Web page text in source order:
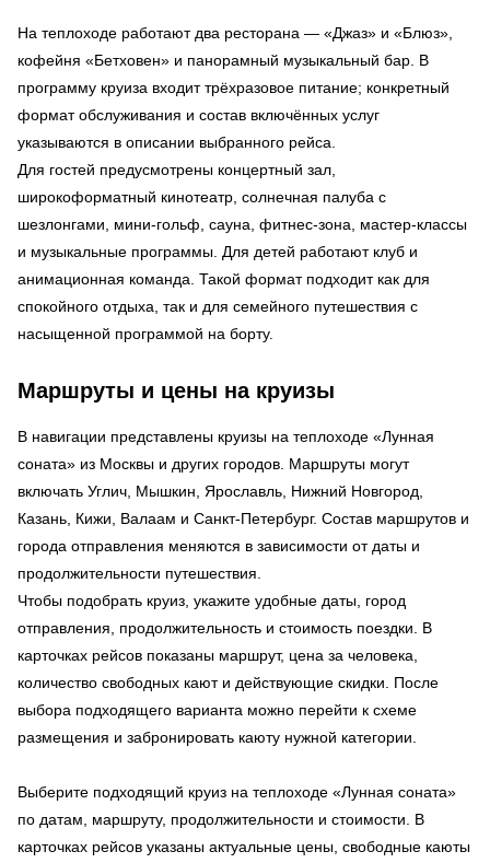
На теплоходе работают два ресторана — «Джаз» и «Блюз»,
кофейня «Бетховен» и панорамный музыкальный бар. В
программу круиза входит трёхразовое питание; конкретный
формат обслуживания и состав включённых услуг
указываются в описании выбранного рейса.
Для гостей предусмотрены концертный зал,
широкоформатный кинотеатр, солнечная палуба с
шезлонгами, мини-гольф, сауна, фитнес-зона, мастер-классы
и музыкальные программы. Для детей работают клуб и
анимационная команда. Такой формат подходит как для
спокойного отдыха, так и для семейного путешествия с
насыщенной программой на борту.
Маршруты и цены на круизы
В навигации представлены круизы на теплоходе «Лунная
соната» из Москвы и других городов. Маршруты могут
включать Углич, Мышкин, Ярославль, Нижний Новгород,
Казань, Кижи, Валаам и Санкт-Петербург. Состав маршрутов и
города отправления меняются в зависимости от даты и
продолжительности путешествия.
Чтобы подобрать круиз, укажите удобные даты, город
отправления, продолжительность и стоимость поездки. В
карточках рейсов показаны маршрут, цена за человека,
количество свободных кают и действующие скидки. После
выбора подходящего варианта можно перейти к схеме
размещения и забронировать каюту нужной категории.
Выберите подходящий круиз на теплоходе «Лунная соната»
по датам, маршруту, продолжительности и стоимости. В
карточках рейсов указаны актуальные цены, свободные каюты